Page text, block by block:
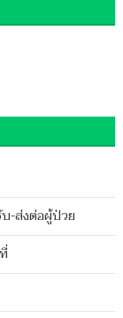
ม.
-ส่งต่อผู้ป่วย